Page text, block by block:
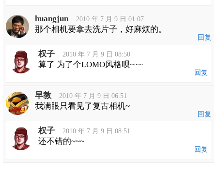
huangjun 2010 年 7 月 9 日 01:07
那个相机要拿去洗片子，好麻烦的。
回复
权子 2010 年 7 月 9 日 08:50
算了 为了个LOMO风格呗~~~
回复
早教 2010 年 7 月 9 日 06:51
我满眼只看见了复古相机~
回复
权子 2010 年 7 月 9 日 08:51
还不错的~~~
回复